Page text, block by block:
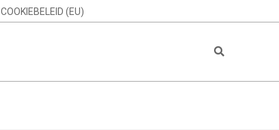
COOKIEBELEID (EU)
Search